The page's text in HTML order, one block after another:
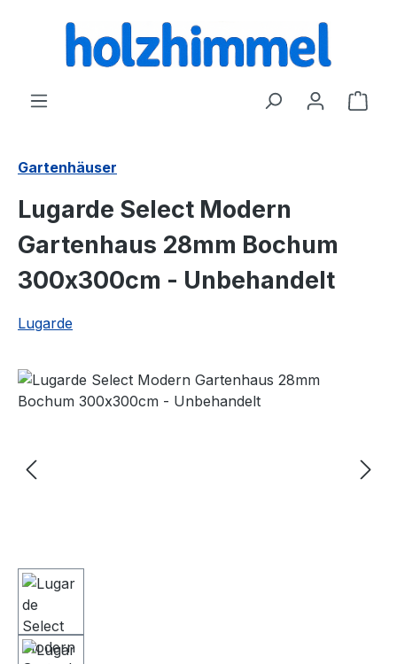
springen
Gartenhäuser
Lugarde Select Modern
Gartenhaus 28mm Bochum
300x300cm - Unbehandelt
Lugarde
Bildergalerie überspringen